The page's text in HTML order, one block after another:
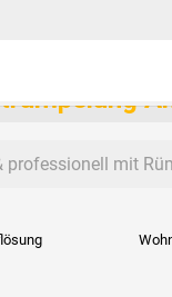
professionell mit